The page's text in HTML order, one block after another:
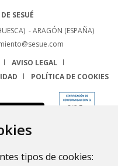
tipos de cookies:
SESUÉ
- ARAGÓN (ESPAÑA)
AVISO LEGAL
POLÍTICA DE COOKIES